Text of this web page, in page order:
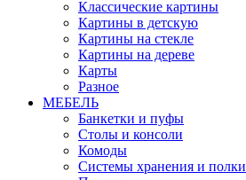
Классические картины
Картины в детскую
Картины на стекле
Картины на дереве
Карты
Разное
МЕБЕЛЬ
Банкетки и пуфы
Столы и консоли
Комоды
Системы хранения и полки